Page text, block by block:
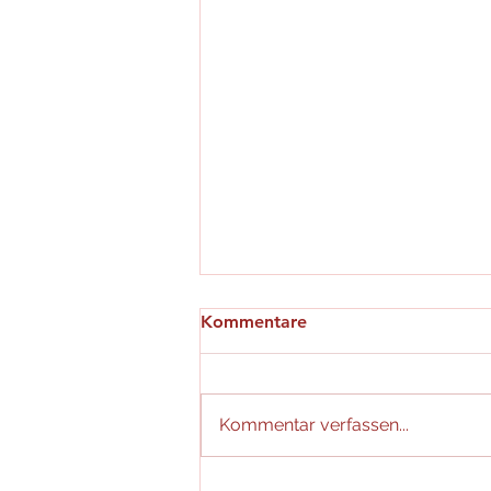
Faschingstanzen 2025
Kommentare
Kommentar verfassen...